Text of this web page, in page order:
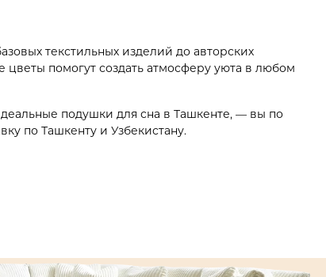
текстильных изделий до авторских
помогут создать атмосферу уюта в любом
подушки для сна в Ташкенте, — вы по
по Ташкенту и Узбекистану.